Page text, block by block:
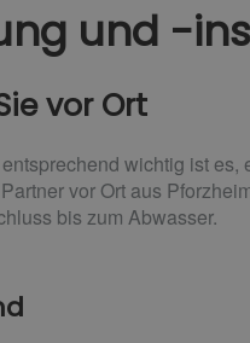
und -
vor Ort
wichtig ist
vor Ort aus
bis zum Abwasser.